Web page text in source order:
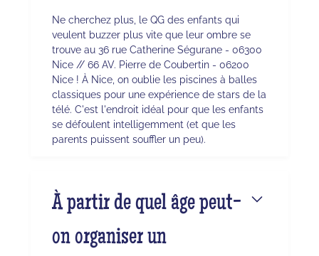
Ne cherchez plus, le QG des enfants qui
veulent buzzer plus vite que leur ombre se
trouve au 36 rue Catherine Ségurane - 06300
Nice // 66 AV. Pierre de Coubertin - 06200
Nice ! À Nice, on oublie les piscines à balles
classiques pour une expérience de stars de la
télé. C'est l'endroit idéal pour que les enfants
se défoulent intelligemment (et que les
parents puissent souffler un peu).
À partir de quel âge peut-
on organiser un